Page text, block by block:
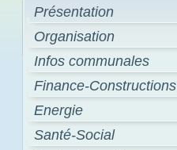
Présentation
Organisation
Infos communales
Finance-Constructions
Energie
Santé-Social